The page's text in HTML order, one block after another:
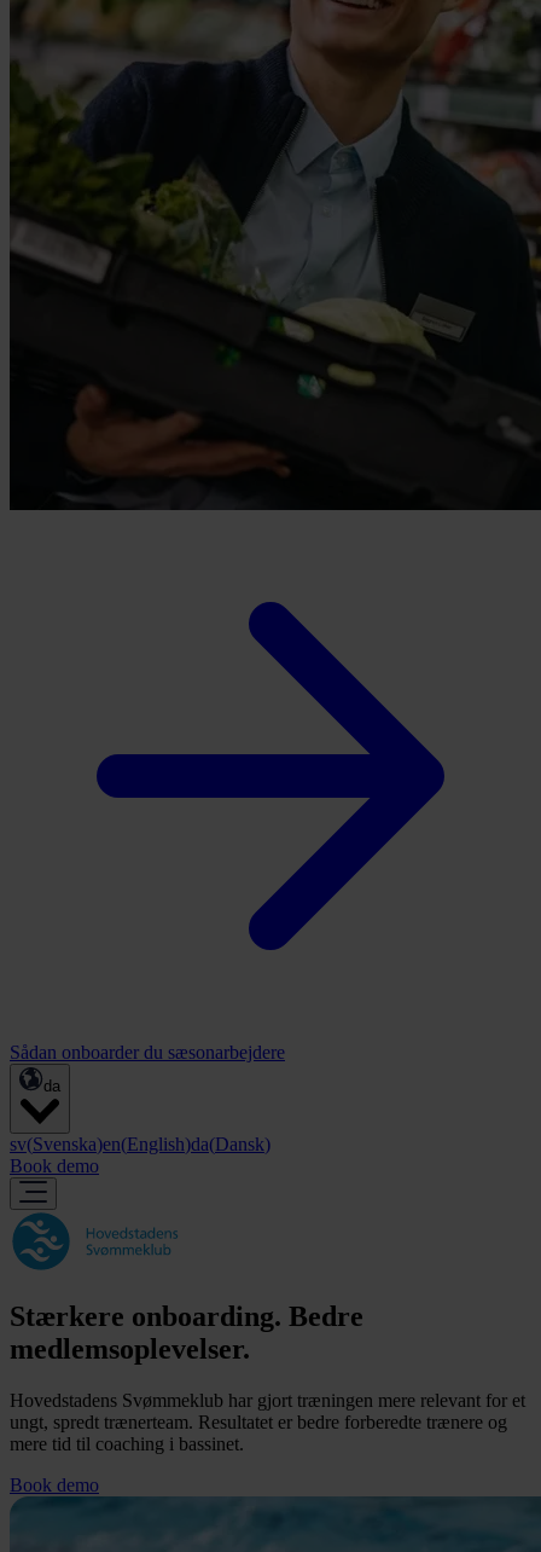
Sådan onboarder du sæsonarbejdere
da
sv(Svenska)en(English)da(Dansk)
Book demo
Stærkere onboarding. Bedre
medlemsoplevelser.
Hovedstadens Svømmeklub har gjort træningen mere relevant for et
ungt, spredt trænerteam. Resultatet er bedre forberedte trænere og
mere tid til coaching i bassinet.
Book demo